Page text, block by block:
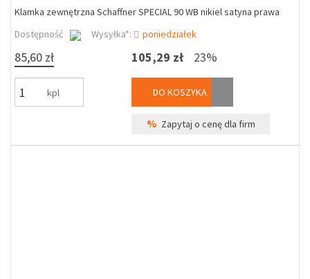
Klamka zewnętrzna Schaffner SPECIAL 90 WB nikiel satyna prawa
Dostępność
Wysyłka*: poniedziałek
85,60 zł
kpl
105,29 zł 23%
DO KOSZYKA
% Zapytaj o cenę dla firm